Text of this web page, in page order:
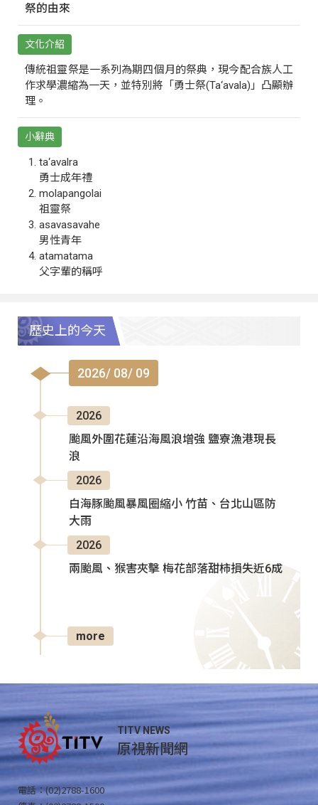
祭的由來
文化介紹
傳統祖靈祭是一系列為期四個月的祭典，現今配合族人工
作求學濃縮為一天，並特別將「勇士祭(Ta‘avala)」凸顯辦
理。
小辭典
ta‘avalra
勇士成年禮
molapangolai
祖靈祭
asavasavahe
男性青年
atamatama
父字輩的稱呼
歷史上的今天
2026/ 08/ 09
2026
颱風外圍花蓮沿海風浪增強 鹽寮漁港現長
浪
2026
白海豚颱風暴風圈縮小 竹苗、台北山區防
大雨
2026
兩颱風、猴害夾擊 梅花部落甜柿損失近6成
more
TITV NEWS
原視新聞網
電話：(02)2788-1600